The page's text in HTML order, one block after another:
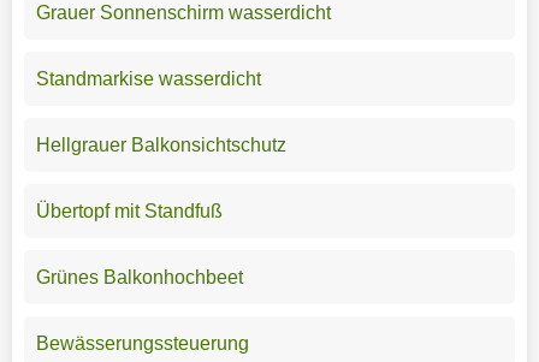
Grauer Sonnenschirm wasserdicht
Standmarkise wasserdicht
Hellgrauer Balkonsichtschutz
Übertopf mit Standfuß
Grünes Balkonhochbeet
Bewässerungssteuerung